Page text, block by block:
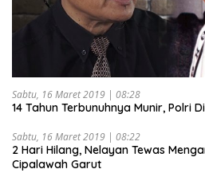
Sabtu, 16 Maret 2019 | 08:28
14 Tahun Terbunuhnya Munir, Polri
Sabtu, 16 Maret 2019 | 08:22
2 Hari Hilang, Nelayan Tewas
Cipalawah Garut